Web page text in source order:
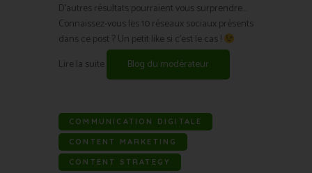
D’autres résultats pourraient vous surprendre…
Connaissez-vous les 10 réseaux sociaux présents
dans ce post ? Un petit like si c’est le cas !
Lire la suite
Blog du modérateur
COMMUNICATION DIGITALE
CONTENT MARKETING
CONTENT STRATEGY